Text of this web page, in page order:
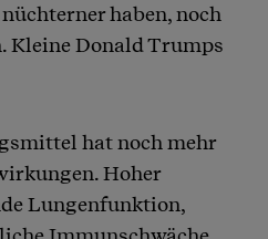
haben, noch
Kleine Donald Trumps
hat noch mehr
Hoher
Lungenfunktion,